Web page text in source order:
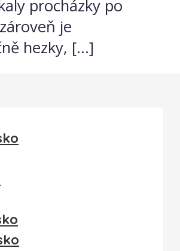
procházky po
je
hezky, […]